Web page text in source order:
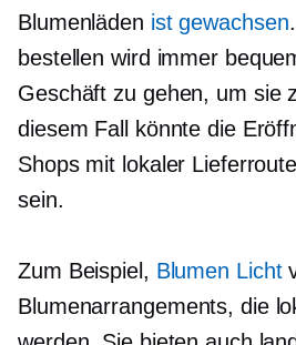
Blumenläden ist gewachsen
bestellen wird immer
Geschäft zu gehen, um sie
diesem Fall könnte die
Shops mit lokaler
sein.
Zum Beispiel, Blumen Licht
Blumenarrangements, die